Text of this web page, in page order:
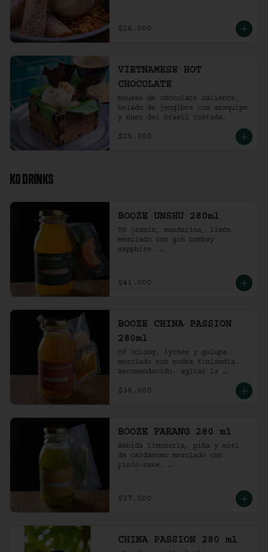
$26.000
VIETNAMESE HOT
CHOCOLATE
mousse de chocolate caliente,
helado de jengibre con arequipe
y nuez del brasil tostada.
$25.000
KO DRINKS
BOOZE UNSHU 280ml
Té jazmín, mandarina, limón
mezclado con gin bombay
sapphire.
con hielo al gusto.
$41.000
BOOZE CHINA PASSION
280ml
Té oolong, lychee y gulupa
mezclado con vodka finlandia.
Recomendación: agitar la
con hielo al gusto.
$36.000
BOOZE FARANG 280 ml
Bebida limonaria, piña y miel
de cardamomo mezclado con
pisco-sake.
con hielo al gusto.
$37.500
CHINA PASSION 280 ml